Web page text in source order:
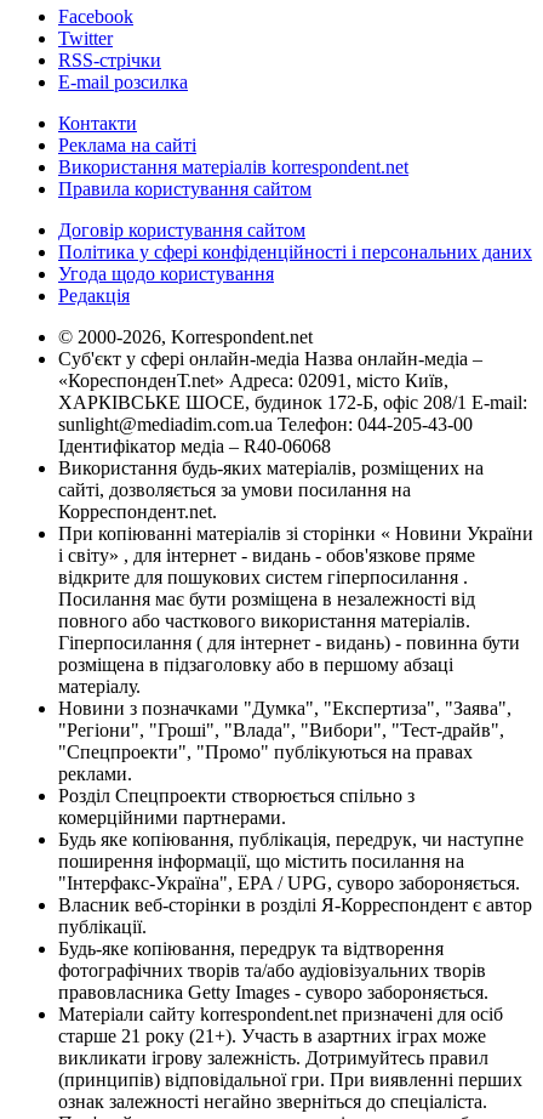
Facebook
Twitter
RSS-стрічки
E-mail розсилка
Контакти
Реклама на сайті
Використання матеріалів korrespondent.net
Правила користування сайтом
Договір користування сайтом
Політика у сфері конфіденційності і персональних даних
Угода щодо користування
Редакція
© 2000-2026, Korrespondent.net
Суб'єкт у сфері онлайн-медіа Назва онлайн-медіа –
«КореспонденТ.net» Адреса: 02091, місто Київ,
ХАРКІВСЬКЕ ШОСЕ, будинок 172-Б, офіс 208/1 E-mail:
sunlight@mediadim.com.ua Телефон: 044-205-43-00
Ідентифікатор медіа – R40-06068
Використання будь-яких матеріалів, розміщених на
сайті, дозволяється за умови посилання на
Корреспондент.net.
При копіюванні матеріалів зі сторінки « Новини України
і світу» , для інтернет - видань - обов'язкове пряме
відкрите для пошукових систем гіперпосилання .
Посилання має бути розміщена в незалежності від
повного або часткового використання матеріалів.
Гіперпосилання ( для інтернет - видань) - повинна бути
розміщена в підзаголовку або в першому абзаці
матеріалу.
Новини з позначками "Думка", "Експертиза", "Заява",
"Регіони", "Гроші", "Влада", "Вибори", "Тест-драйв",
"Спецпроекти", "Промо" публікуються на правах
реклами.
Розділ Спецпроекти створюється спільно з
комерційними партнерами.
Будь яке копіювання, публікація, передрук, чи наступне
поширення інформації, що містить посилання на
"Інтерфакс-Україна", EPA / UPG, суворо забороняється.
Власник веб-сторінки в розділі Я-Корреспондент є автор
публікації.
Будь-яке копіювання, передрук та відтворення
фотографічних творів та/або аудіовізуальних творів
правовласника Getty Images - суворо забороняється.
Матеріали сайту korrespondent.net призначені для осіб
старше 21 року (21+). Участь в азартних іграх може
викликати ігрову залежність. Дотримуйтесь правил
(принципів) відповідальної гри. При виявленні перших
ознак залежності негайно зверніться до спеціаліста.